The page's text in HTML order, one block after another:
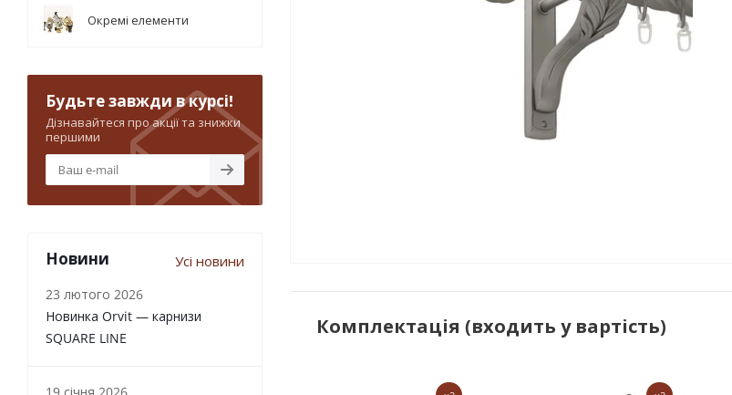
Комплектація (входить у вартість)
Окремі елементи
Будьте завжди в курсі!
Дізнавайтеся про акції та знижки
першими
Новини Усі новини
23 лютого 2026
Новинка Orvit — карнизи
SQUARE LINE